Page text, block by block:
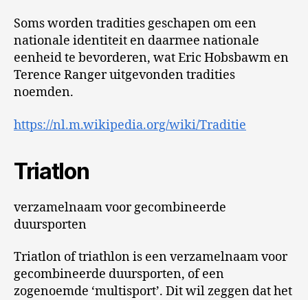
Soms worden tradities geschapen om een
nationale identiteit en daarmee nationale
eenheid te bevorderen, wat Eric Hobsbawm en
Terence Ranger uitgevonden tradities
noemden.
https://nl.m.wikipedia.org/wiki/Traditie
Triatlon
verzamelnaam voor gecombineerde
duursporten
Triatlon of triathlon is een verzamelnaam voor
gecombineerde duursporten, of een
zogenoemde ‘multisport’. Dit wil zeggen dat het